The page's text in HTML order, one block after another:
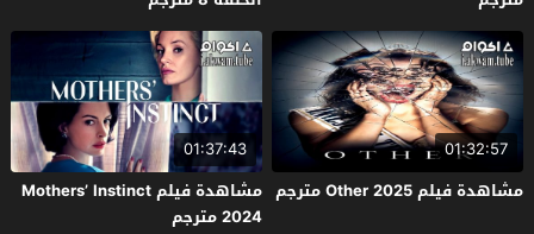
01:32:57
مشاهدة فيلم Other 2025 مترجم
01:37:43
مشاهدة فيلم Mothers’ Instinct
2024 مترجم